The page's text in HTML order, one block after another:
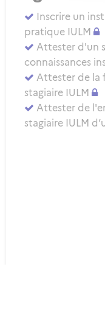
Inscrire un
pratique IULM
Attester d'un
connaissances
Attester de la
stagiaire IULM
Attester de
stagiaire IULM